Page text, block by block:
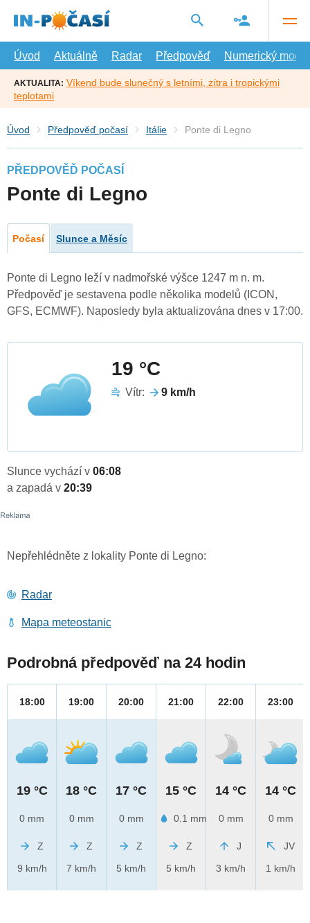
hlavní
Úvod
Aktuálně Radar Předpověď Numerický model
AKTUALITA: Víkend bude slunečný s letními, zítra i tropickými
teplotami
Úvod Předpověď počasí Itálie Ponte di Legno
PŘEDPOVĚĎ POČASÍ
Ponte di Legno
Počasí Slunce a Měsíc
Ponte di Legno leží v nadmořské výšce 1247 m n. m.
Předpověď je sestavena podle několika modelů (ICON,
GFS, ECMWF). Naposledy byla aktualizována dnes v 17:00.
19 °C
Vítr: 9 km/h
Slunce vychází v 06:08
a zapadá v 20:39
Nepřehlédněte z lokality Ponte di Legno:
Radar
Mapa meteostanic
Podrobná předpověď na 24 hodin
18:00
19 °C
0 mm
Z
9 km/h
19:00
18 °C
0 mm
Z
7 km/h
20:00
17 °C
0 mm
Z
5 km/h
21:00
15 °C
0.1 mm
Z
5 km/h
22:00
14 °C
0 mm
J
3 km/h
23:00
14 °C
0 mm
JV
1 km/h